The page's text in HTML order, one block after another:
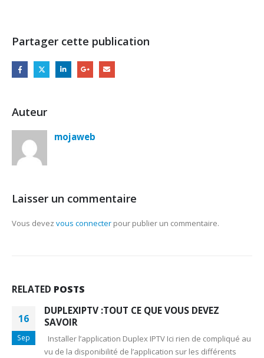
Partager cette publication
Auteur
mojaweb
Laisser un commentaire
Vous devez vous connecter pour publier un commentaire.
RELATED POSTS
16
Sep
DUPLEXIPTV :TOUT CE QUE VOUS DEVEZ
SAVOIR
Installer l’application Duplex IPTV Ici rien de compliqué au
vu de la disponibilité de l’application sur les différents